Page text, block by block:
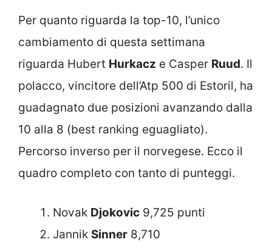
Per quanto riguarda la top-10, l’unico
cambiamento di questa settimana
riguarda Hubert Hurkacz e Casper Ruud. Il
polacco, vincitore dell’Atp 500 di Estoril, ha
guadagnato due posizioni avanzando dalla
10 alla 8 (best ranking eguagliato).
Percorso inverso per il norvegese. Ecco il
quadro completo con tanto di punteggi.
Novak Djokovic 9,725 punti
Jannik Sinner 8,710